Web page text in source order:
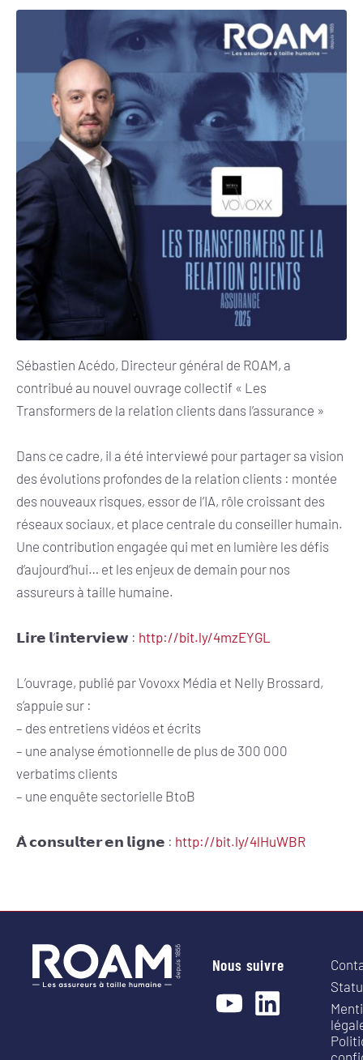
Sébastien Acédo, Directeur général de ROAM, a
contribué au nouvel ouvrage collectif « Les
Transformers de la relation clients dans l’assurance »
Dans ce cadre, il a été interviewé pour partager sa vision
des évolutions profondes de la relation clients : montée
des nouveaux risques, essor de l’IA, rôle croissant des
réseaux sociaux, et place centrale du conseiller humain.
Une contribution engagée qui met en lumière les défis
d’aujourd’hui… et les enjeux de demain pour nos
assureurs à taille humaine.
𝗟𝗶𝗿𝗲 𝗹’𝗶𝗻𝘁𝗲𝗿𝘃𝗶𝗲𝘄 : http://bit.ly/4mzEYGL
L’ouvrage, publié par Vovoxx Média et Nelly Brossard,
s’appuie sur :
– des entretiens vidéos et écrits
– une analyse émotionnelle de plus de 300 000
verbatims clients
– une enquête sectorielle BtoB
𝗔̀ 𝗰𝗼𝗻𝘀𝘂𝗹𝘁𝗲𝗿 𝗲𝗻 𝗹𝗶𝗴𝗻𝗲 : http://bit.ly/4lHuWBR
Nous suivre